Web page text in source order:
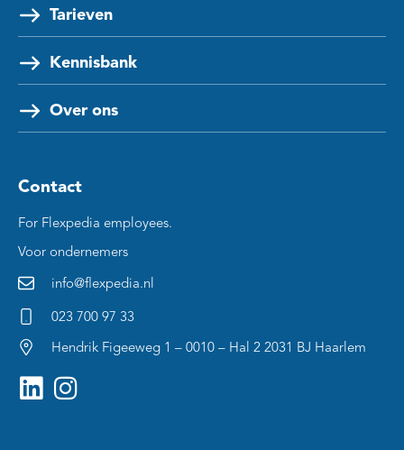
Tarieven
Kennisbank
Over ons
Contact
For Flexpedia employees.
Voor ondernemers
info@flexpedia.nl
023 700 97 33
Hendrik Figeeweg 1 – 0010 – Hal 2 2031 BJ Haarlem